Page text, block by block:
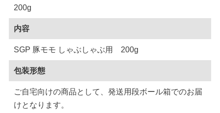
200g
内容
SGP 豚モモ しゃぶしゃぶ用 200g
包装形態
ご自宅向けの商品として、発送用段ボール箱でのお届
けとなります。